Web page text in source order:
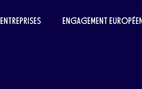
ENGAGEMENT